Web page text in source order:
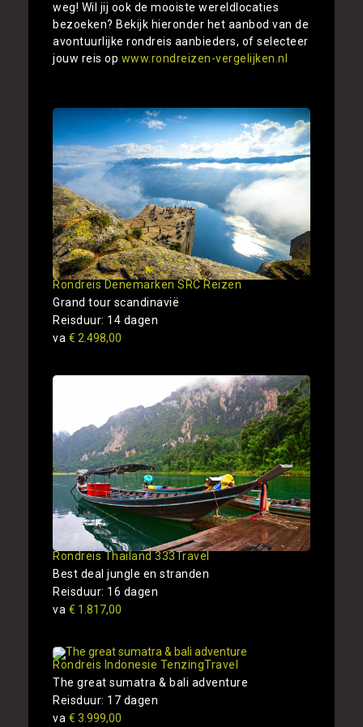
weg! Wil jij ook de mooiste wereldlocaties
bezoeken? Bekijk hieronder het aanbod van de
avontuurlijke rondreis aanbieders, of selecteer
jouw reis op www.rondreizen-vergelijken.nl
Rondreis Denemarken SRC Reizen
Grand tour scandinavië
Reisduur: 14 dagen
va € 2.498,00
Rondreis Thailand 333Travel
Best deal jungle en stranden
Reisduur: 16 dagen
va € 1.817,00
Rondreis Indonesie TenzingTravel
The great sumatra & bali adventure
Reisduur: 17 dagen
va € 3.999,00